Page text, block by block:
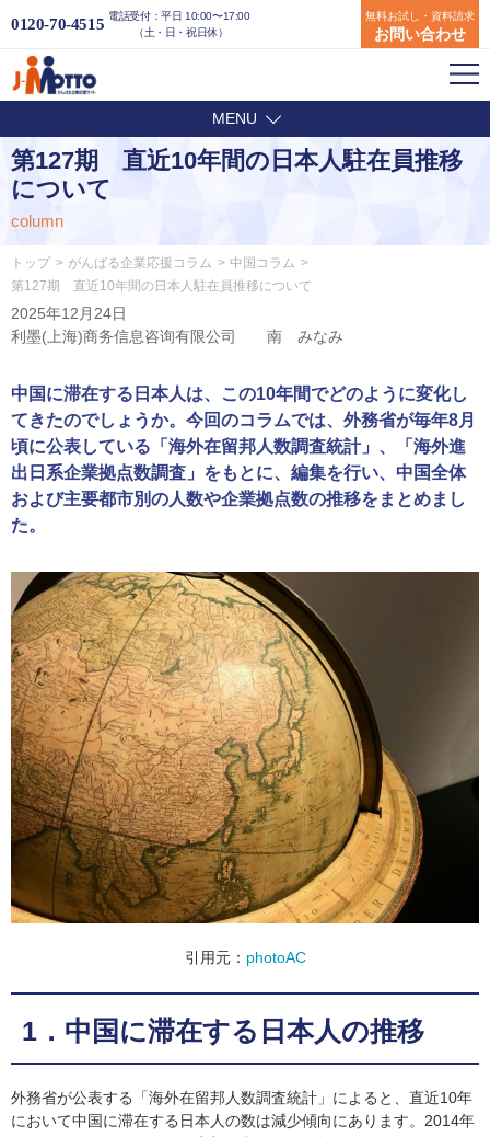
0120-70-4515 電話受付：平日 10:00〜17:00
（土・日・祝日休）
無料お試し・資料請求
お問い合わせ
MENU
第127期 直近10年間の日本人駐在員推移
について
column
トップ がんばる企業応援コラム
中国コラム
第127期 直近10年間の日本人駐在員推移について
2025年12月24日
利墨(上海)商务信息咨询有限公司 南 みなみ
中国に滞在する日本人は、この10年間でどのように変化し
てきたのでしょうか。今回のコラムでは、外務省が毎年8月
頃に公表している「海外在留邦人数調査統計」、「海外進
出日系企業拠点数調査」をもとに、編集を行い、中国全体
および主要都市別の人数や企業拠点数の推移をまとめまし
た。
引用元： photoAC
1．中国に滞在する日本人の推移
外務省が公表する「海外在留邦人数調査統計」によると、直近10年
において中国に滞在する日本人の数は減少傾向にあります。2014年